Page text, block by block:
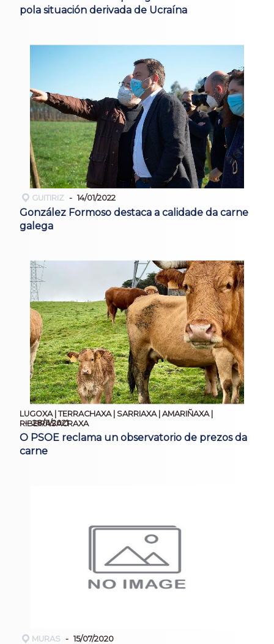
pola situación derivada de Ucraína
GUITIRIZ 14/01/2022
González Formoso destaca a calidade da carne
galega
LUGOXA | TERRACHAXA | SARRIAXA | AMARIÑAXA |
RIBEIRASACRAXA
28/11/2021
O PSOE reclama un observatorio de prezos da
carne
MURAS 15/07/2020